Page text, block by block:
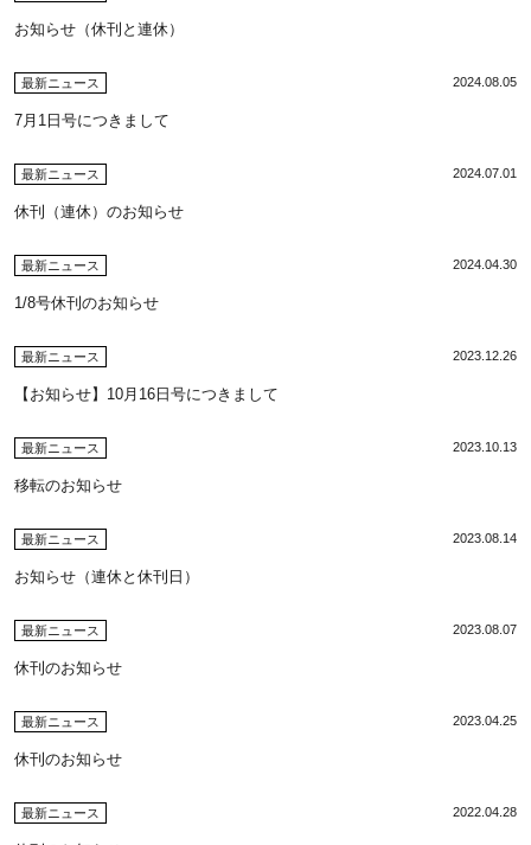
お知らせ（休刊と連休）
最新ニュース 2024.08.05
7月1日号につきまして
最新ニュース 2024.07.01
休刊（連休）のお知らせ
最新ニュース 2024.04.30
1/8号休刊のお知らせ
最新ニュース 2023.12.26
【お知らせ】10月16日号につきまして
最新ニュース 2023.10.13
移転のお知らせ
最新ニュース 2023.08.14
お知らせ（連休と休刊日）
最新ニュース 2023.08.07
休刊のお知らせ
最新ニュース 2023.04.25
休刊のお知らせ
最新ニュース 2022.04.28